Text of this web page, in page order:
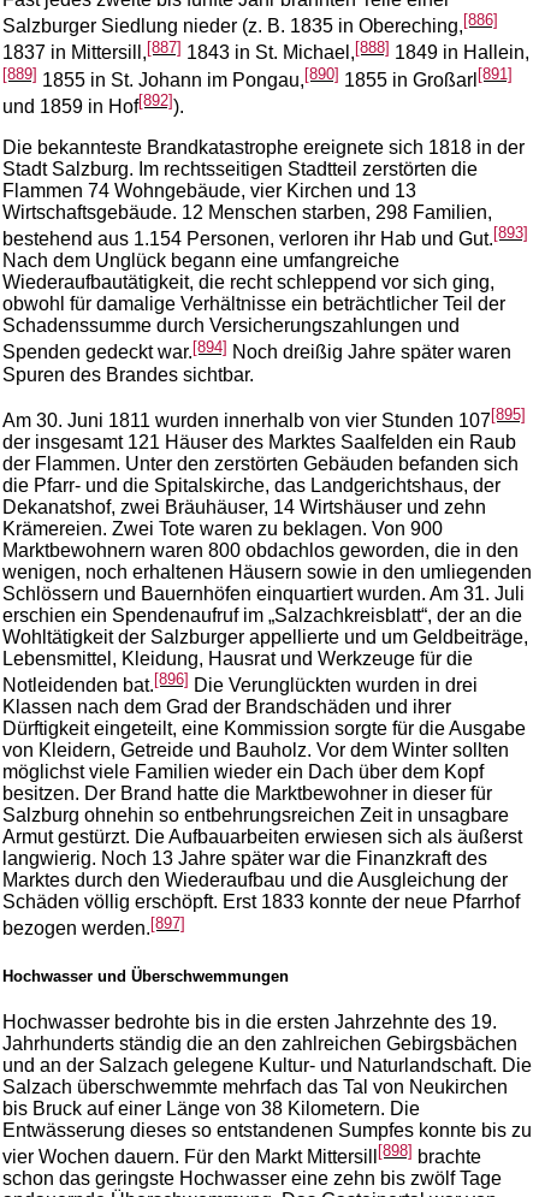
Salzburger Siedlung nieder (z. B. 1835 in Obereching, [886]
1837 in Mittersill,[887] 1843 in St. Michael,[888] 1849 in Hallein,
[889] 1855 in St. Johann im Pongau,[890] 1855 in Großarl [891]
und 1859 in Hof[892]).
Die bekannteste Brandkatastrophe ereignete sich 1818 in der
Stadt Salzburg. Im rechtsseitigen Stadtteil zerstörten die
Flammen 74 Wohngebäude, vier Kirchen und 13
Wirtschaftsgebäude. 12 Menschen starben, 298 Familien,
bestehend aus 1.154 Personen, verloren ihr Hab und Gut. [893]
Nach dem Unglück begann eine umfangreiche
Wiederaufbautätigkeit, die recht schleppend vor sich ging,
obwohl für damalige Verhältnisse ein beträchtlicher Teil der
Schadenssumme durch Versicherungszahlungen und
Spenden gedeckt war.[894] Noch dreißig Jahre später waren
Spuren des Brandes sichtbar.
Am 30. Juni 1811 wurden innerhalb von vier Stunden 107[895]
der insgesamt 121 Häuser des Marktes Saalfelden ein Raub
der Flammen. Unter den zerstörten Gebäuden befanden sich
die Pfarr- und die Spitalskirche, das Landgerichtshaus, der
Dekanatshof, zwei Bräuhäuser, 14 Wirtshäuser und zehn
Krämereien. Zwei Tote waren zu beklagen. Von 900
Marktbewohnern waren 800 obdachlos geworden, die in den
wenigen, noch erhaltenen Häusern sowie in den umliegenden
Schlössern und Bauernhöfen einquartiert wurden. Am 31. Juli
erschien ein Spendenaufruf im „Salzachkreisblatt“, der an die
Wohltätigkeit der Salzburger appellierte und um Geldbeiträge,
Lebensmittel, Kleidung, Hausrat und Werkzeuge für die
Notleidenden bat. [896] Die Verunglückten wurden in drei
Klassen nach dem Grad der Brandschäden und ihrer
Dürftigkeit eingeteilt, eine Kommission sorgte für die Ausgabe
von Kleidern, Getreide und Bauholz. Vor dem Winter sollten
möglichst viele Familien wieder ein Dach über dem Kopf
besitzen. Der Brand hatte die Marktbewohner in dieser für
Salzburg ohnehin so entbehrungsreichen Zeit in unsagbare
Armut gestürzt. Die Aufbauarbeiten erwiesen sich als äußerst
langwierig. Noch 13 Jahre später war die Finanzkraft des
Marktes durch den Wiederaufbau und die Ausgleichung der
Schäden völlig erschöpft. Erst 1833 konnte der neue Pfarrhof
bezogen werden.[897]
Hochwasser und Überschwemmungen
Hochwasser bedrohte bis in die ersten Jahrzehnte des 19.
Jahrhunderts ständig die an den zahlreichen Gebirgsbächen
und an der Salzach gelegene Kultur- und Naturlandschaft. Die
Salzach überschwemmte mehrfach das Tal von Neukirchen
bis Bruck auf einer Länge von 38 Kilometern. Die
Entwässerung dieses so entstandenen Sumpfes konnte bis zu
vier Wochen dauern. Für den Markt Mittersill
[898] brachte
schon das geringste Hochwasser eine zehn bis zwölf Tage